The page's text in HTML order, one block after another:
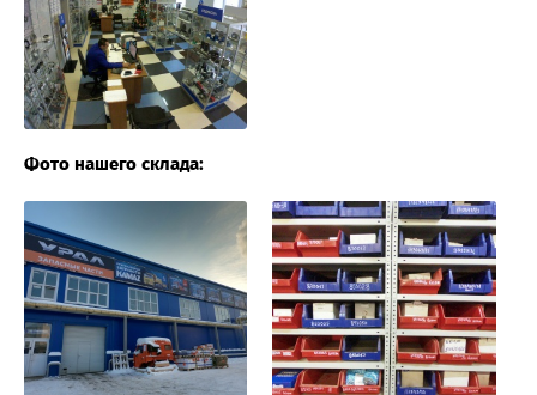
Фото нашего склада: